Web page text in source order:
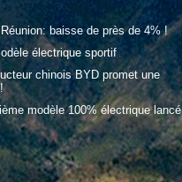
baisse de près de 4% !
électrique sportif
chinois BYD promet une
modèle 100% électrique lancé